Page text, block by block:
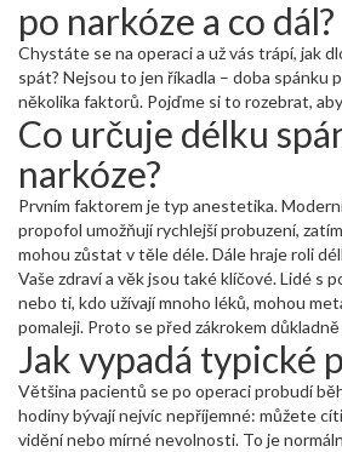
po narkóze a co dál?
Chystáte se na operaci a už vás trápí, jak
spát? Nejsou to jen říkadla – doba spánku
několika faktorů. Pojďme si to rozebrat,
a jak se nejlépe připravit.
Co určuje délku
narkóze?
Prvním faktorem je typ anestetika.
propofol umožňují rychlejší probuzení,
mohou zůstat v těle déle. Dále hraje roli
čím delší zákrok, tím více anestetika se
spánek delší.
Vaše zdraví a věk jsou také klíčové. Lidé s
nebo ti, kdo užívají mnoho léků, mohou
pomaleji. Proto se před zákrokem
anesteziolog mohl přizpůsobit dávku.
Jak vypadá typické
Většina pacientů se po operaci probudí
hodiny bývají nejvíc nepříjemné: můžete
vidění nebo mírné nevolnosti. To je